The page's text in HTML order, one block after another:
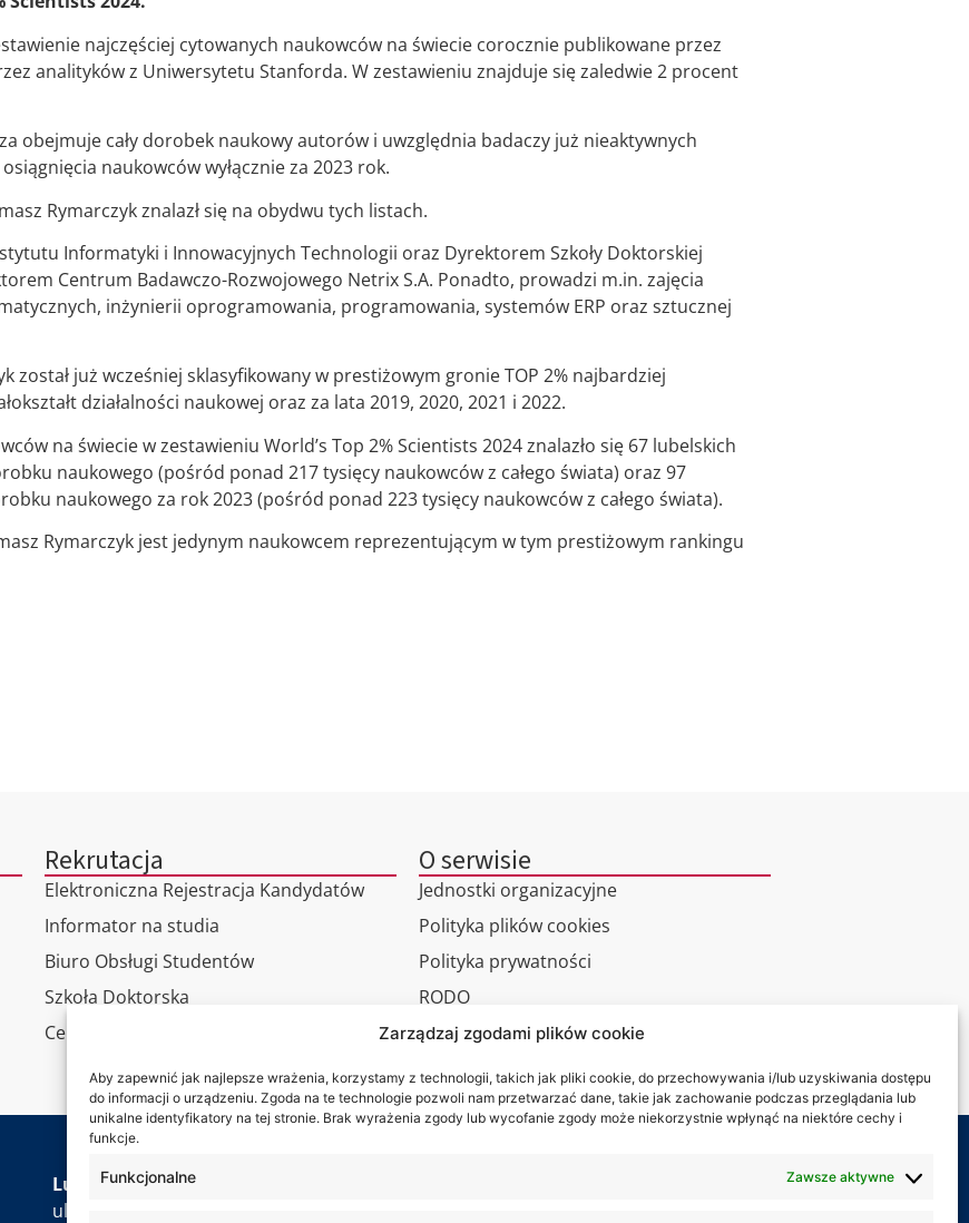
Zarządzaj zgodami plików cookie
Aby zapewnić jak najlepsze wrażenia, korzystamy z technologii, takich jak pliki cookie, do przechowywania i/lub uzyskiwania dostępu
do informacji o urządzeniu. Zgoda na te technologie pozwoli nam przetwarzać dane, takie jak zachowanie podczas przeglądania lub
unikalne identyfikatory na tej stronie. Brak wyrażenia zgody lub wycofanie zgody może niekorzystnie wpłynąć na niektóre cechy i
funkcje.
Funkcjonalne Zawsze aktywne
najczęściej cytowanych naukowców na świecie corocznie publikowane przez
analityków z Uniwersytetu Stanforda. W zestawieniu znajduje się zaledwie 2 procent
obejmuje cały dorobek naukowy autorów i uwzględnia badaczy już nieaktywnych
naukowców wyłącznie za 2023 rok.
Rymarczyk znalazł się na obydwu tych listach.
Informatyki i Innowacyjnych Technologii oraz Dyrektorem Szkoły Doktorskiej
Centrum Badawczo-Rozwojowego Netrix S.A. Ponadto, prowadzi m.in. zajęcia
inżynierii oprogramowania, programowania, systemów ERP oraz sztucznej
został już wcześniej sklasyfikowany w prestiżowym gronie TOP 2% najbardziej
działalności naukowej oraz za lata 2019, 2020, 2021 i 2022.
na świecie w zestawieniu World’s Top 2% Scientists 2024 znalazło się 67 lubelskich
naukowego (pośród ponad 217 tysięcy naukowców z całego świata) oraz 97
naukowego za rok 2023 (pośród ponad 223 tysięcy naukowców z całego świata).
Rymarczyk jest jedynym naukowcem reprezentującym w tym prestiżowym rankingu
Rekrutacja
Elektroniczna Rejestracja Kandydatów
Informator na studia
Biuro Obsługi Studentów
Szkoła Doktorska
Centrum Studiów Podyplomowych
O serwisie
Jednostki organizacyjne
Polityka plików cookies
Polityka prywatności
RODO
Wirtualny spacer
Kontakt
Lubelska Akademia WSEI
ul. Projektowa 4